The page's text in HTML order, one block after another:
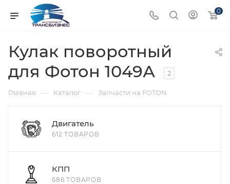
0
Кулак поворотный
для Фотон 1049А
2
Главная — Каталог — Запчасти на FOTON
Двигатель
612 ТОВАРОВ
КПП
686 ТОВАРОВ